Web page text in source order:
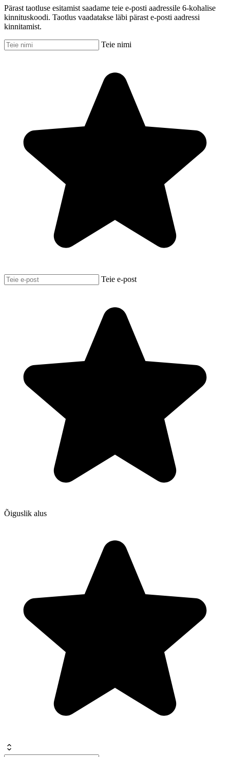
Pärast taotluse esitamist saadame teie e-posti aadressile 6-kohalise
kinnituskoodi. Taotlus vaadatakse läbi pärast e-posti aadressi
kinnitamist.
Teie nimi
Teie e-post
Õiguslik alus